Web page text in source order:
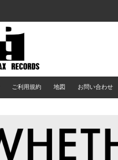
ご利用規約 地図 お問い合わせ